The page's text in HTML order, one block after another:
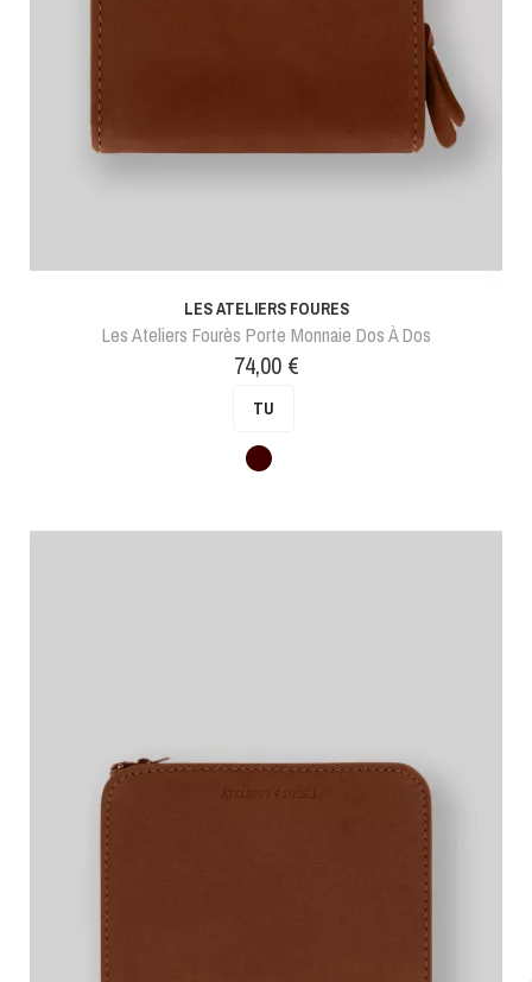
LES ATELIERS FOURES
Les Ateliers Fourès Porte Monnaie Dos À Dos
Prix
74,00 €
TU
Marron